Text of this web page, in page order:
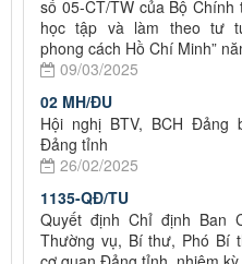
số 05-CT/TW của Bộ Chính
học tập và làm theo tư
phong cách Hồ Chí Minh”
09/03/2025
02 MH/ĐU
Hội nghị BTV, BCH Đảng
Đảng tỉnh
26/02/2025
1135-QĐ/TU
Quyết định Chỉ định Ban
Thường vụ, Bí thư, Phó Bí